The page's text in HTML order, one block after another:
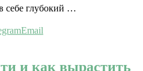
себе глубокий …
Email
и как вырастить